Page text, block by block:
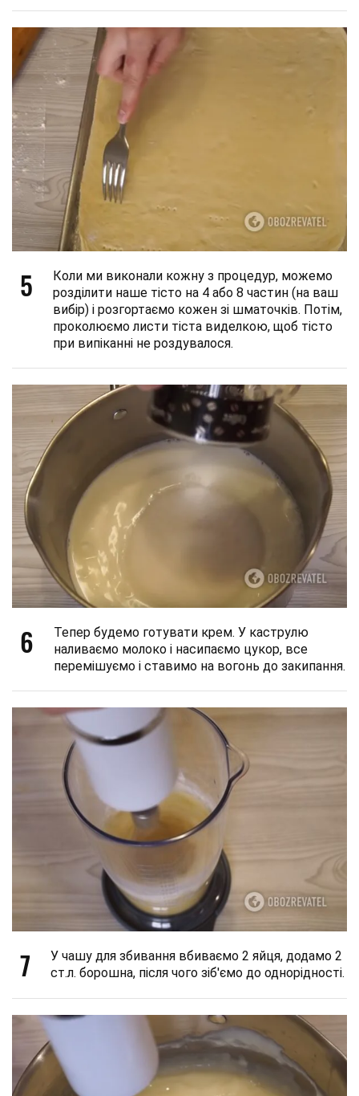
5
Коли ми виконали кожну з процедур, можемо
розділити наше тісто на 4 або 8 частин (на ваш
вибір) і розгортаємо кожен зі шматочків. Потім,
проколюємо листи тіста виделкою, щоб тісто
при випіканні не роздувалося.
6
Тепер будемо готувати крем. У каструлю
наливаємо молоко і насипаємо цукор, все
перемішуємо і ставимо на вогонь до закипання.
7
У чашу для збивання вбиваємо 2 яйця, додамо 2
ст.л. борошна, після чого зіб'ємо до однорідності.